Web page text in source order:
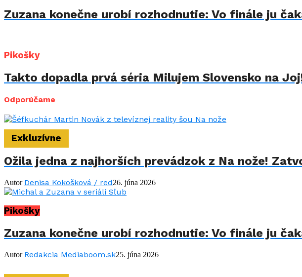
Zuzana konečne urobí rozhodnutie: Vo finále ju
Pikošky
Takto dopadla prvá séria Milujem Slovensko na
Odporúčame
Exkluzívne
Ožila jedna z najhorších prevádzok z Na nože!
Autor Denisa Kokošková / red26. júna 2026
Pikošky
Zuzana konečne urobí rozhodnutie: Vo finále ju
Autor Redakcia Mediaboom.sk25. júna 2026